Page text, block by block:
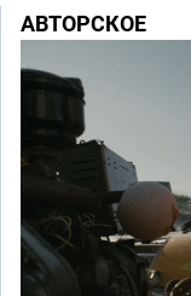
АВТОРСКОЕ